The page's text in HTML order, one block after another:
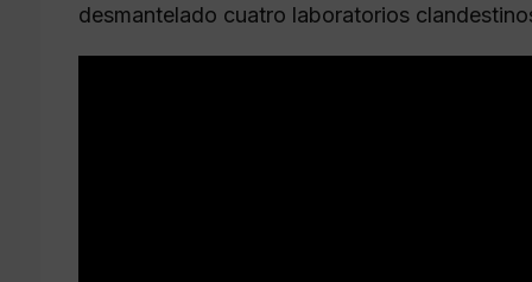
desmantelado cuatro laboratorios